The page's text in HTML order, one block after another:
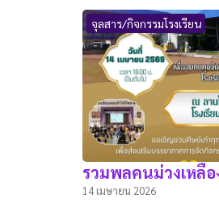
จุลสาร/กิจกรรมโรงเรียน
รวมพลคนม่วงเหลื
14 เมษายน 2026